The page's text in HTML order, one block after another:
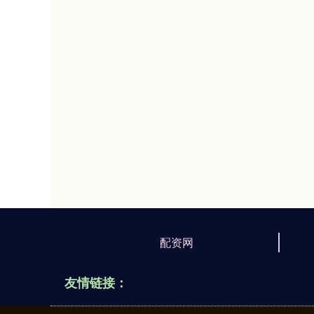
配资网
友情链接：